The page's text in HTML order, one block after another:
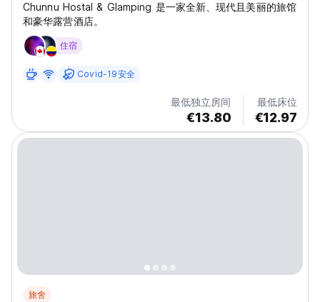
Chunnu Hostal & Glamping 是一家全新、现代且美丽的旅馆
和豪华露营酒店。
住宿
Covid-19安全
最低独立房间
€13.80
最低床位
€12.97
旅舍